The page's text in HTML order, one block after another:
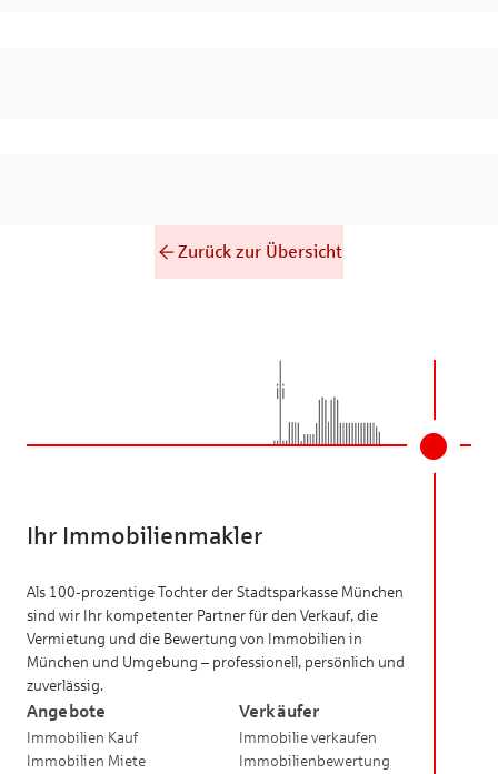
Zurück zur Übersicht
Ihr Immobilienmakler
Als 100-prozentige Tochter der Stadtsparkasse München
sind wir Ihr kompetenter Partner für den Verkauf, die
Vermietung und die Bewertung von Immobilien in
München und Umgebung – professionell, persönlich und
zuverlässig.
Angebote
Immobilien Kauf
Immobilien Miete
Verkäufer
Immobilie verkaufen
Immobilienbewertung